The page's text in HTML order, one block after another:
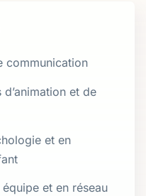
communication
et de
et en
et en réseau